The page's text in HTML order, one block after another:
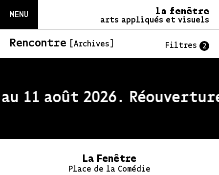
MENU la fenêtre
arts appliqués et visuels
Rencontre [Archives] Filtres 2
11 août 2026.
La Fenêtre
Place de la Comédie